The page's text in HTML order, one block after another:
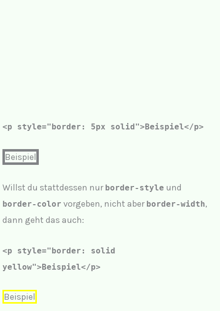
<p style=" border: 5px solid">Beispiel</p>
Beispiel
Willst du stattdessen nur border-style und
border-color vorgeben, nicht aber border-width,
dann geht das auch:
<p style="border: solid
yellow">Beispiel</p>
Beispiel